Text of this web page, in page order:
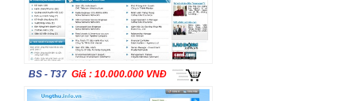
BS - T37 Giá : 10.000.000 VNĐ